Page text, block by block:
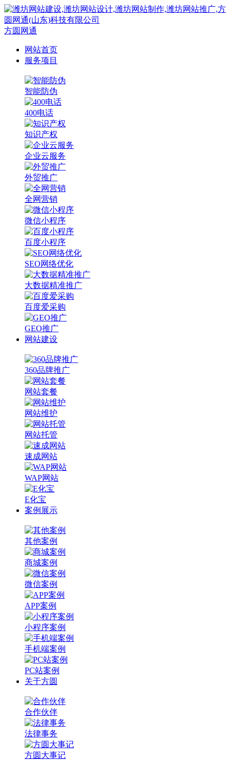
方圆网通
网站首页
服务项目
智能防伪
400电话
知识产权
企业云服务
外贸推广
全网营销
微信小程序
百度小程序
SEO网络优化
大数据精准推广
百度爱采购
GEO推广
网站建设
360品牌推广
网站套餐
网站维护
网站托管
速成网站
WAP网站
E化宝
案例展示
其他案例
商城案例
微信案例
APP案例
小程序案例
手机端案例
PC站案例
关于方圆
合作伙伴
法律事务
方圆大事记